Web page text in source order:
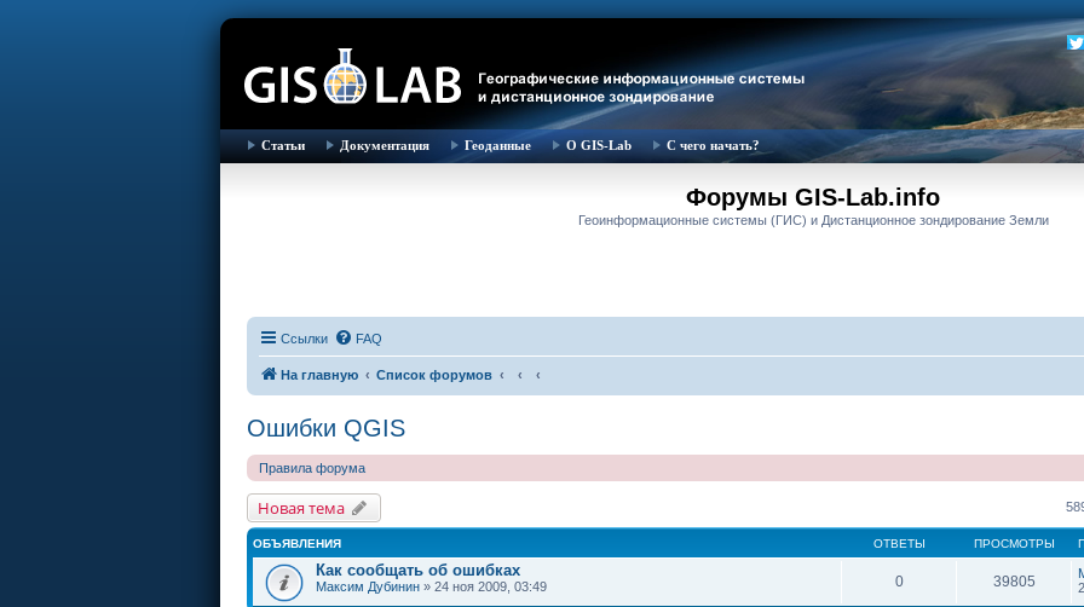
Статьи Документация Геоданные О GIS-Lab С чего начать?
Форумы GIS-Lab.info
Геоинформационные системы (ГИС) и Дистанционное зондирование Земли
Ссылки FAQ
На главную Список форумов
Ошибки QGIS
Правила форума
Новая тема
ОБЪЯВЛЕНИЯ ОТВЕТЫ ПРОСМОТРЫ
Как сообщать об ошибках
Максим Дубинин » 24 ноя 2009, 03:49 0 39805